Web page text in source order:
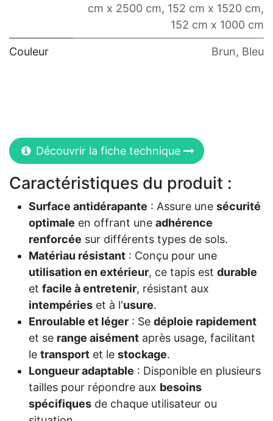
cm x 2500 cm, 152 cm x 1520 cm,
152 cm x 1000 cm
Couleur Brun, Bleu
Découvrir la fiche technique
Caractéristiques du produit :
Surface antidérapante : Assure une sécurité
optimale en offrant une adhérence
renforcée sur différents types de sols.
Matériau résistant : Conçu pour une
utilisation en extérieur, ce tapis est durable
et facile à entretenir, résistant aux
intempéries et à l'usure.
Enroulable et léger : Se déploie rapidement
et se range aisément après usage, facilitant
le transport et le stockage.
Longueur adaptable : Disponible en plusieurs
tailles pour répondre aux besoins
spécifiques de chaque utilisateur ou